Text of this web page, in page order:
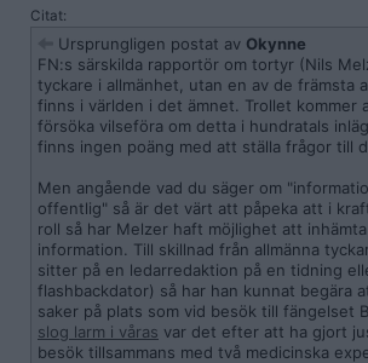
Citat:
Ursprungligen postat av Okynne
FN:s särskilda rapportör om tortyr (Nils
tyckare i allmänhet, utan en av de främsta
finns i världen i det ämnet. Trollet kommer
försöka vilseföra om detta i hundratals
finns ingen poäng med att ställa frågor till
Men angående vad du säger om
offentlig" så är det värt att påpeka att i
roll så har Melzer haft möjlighet att
information. Till skillnad från allmänna
sitter på en ledarredaktion på en tidning
flashbackdator) så har han kunnat begära
saker på plats som vid besök till fängelset
slog larm i våras var det efter att ha gjort
besök tillsammans med två medicinska